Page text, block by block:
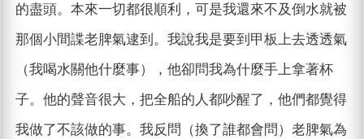
的盡頭。本來一切都很順利，可是我還來不及倒水就被
那個小間諜老脾氣逮到。我說我是要到甲板上去透透氣
（我喝水關他什麼事），他卻問我為什麼手上拿著杯
子。他的聲音很大，把全船的人都吵醒了，他們都覺得
我做了不該做的事。我反問（換了誰都會問）老脾氣為